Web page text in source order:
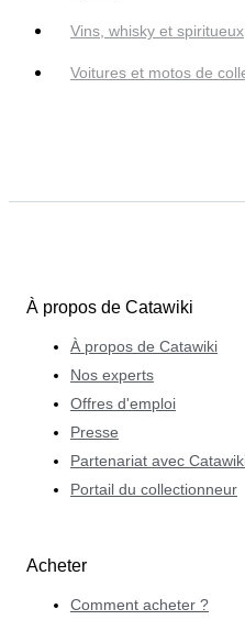
Vins, whisky et spiritueux
Voitures et motos de
À propos de Catawiki
À propos de Catawiki
Nos experts
Offres d'emploi
Presse
Partenariat avec
Portail du collectionneur
Acheter
Comment acheter ?